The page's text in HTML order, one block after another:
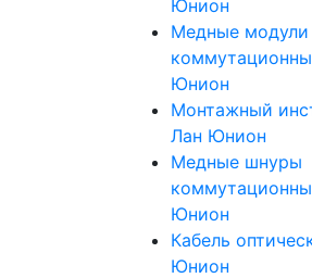
Юнион
Медные модули
Юнион
Монтажный
Лан Юнион
Медные шнуры
Юнион
Кабель
Юнион